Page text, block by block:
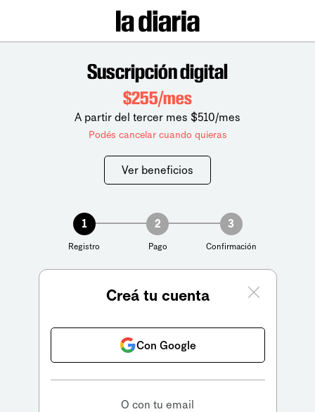
Suscripción digital
$255/mes
A partir del tercer mes $510/mes
Podés cancelar cuando quieras
Ver beneficios
1
Registro
2
Pago
3
Confirmación
Creá tu cuenta
Con Google
O con tu email